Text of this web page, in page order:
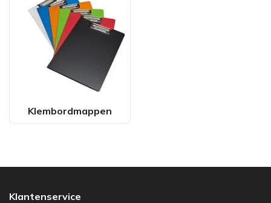
Klembordmappen
Klantenservice